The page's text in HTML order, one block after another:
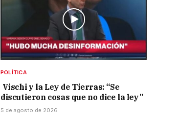
POLÍTICA
Vischi y la Ley de Tierras: “Se
discutieron cosas que no dice la ley”
5 de agosto de 2026